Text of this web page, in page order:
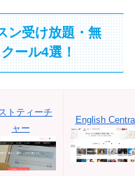
ン受け放題・無
ール4選！
トティーチ
ャー
English